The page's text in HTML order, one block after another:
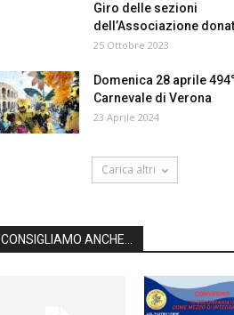
Giro delle sezioni
dell’Associazione
25 Ottobre 2023
Domenica 28 aprile 494°
Carnevale di Verona
23 Aprile 2024
Carica altri
CONSIGLIAMO ANCHE...